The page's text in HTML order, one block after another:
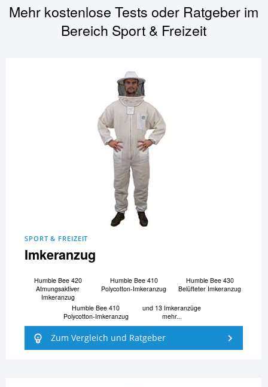
Mehr kostenlose Tests oder Ratgeber im
Bereich Sport & Freizeit
SPORT & FREIZEIT
Imkeranzug
Humble Bee 420
Atmungsaktiver
Imkeranzug
Humble Bee 410
Polycotton-Imkeranzug
Humble Bee 430
Belüfteter Imkeranzug
Humble Bee 410
Polycotton-Imkeranzug
und 13 Imkeranzüge
mehr...
Zum Vergleich und Ratgeber